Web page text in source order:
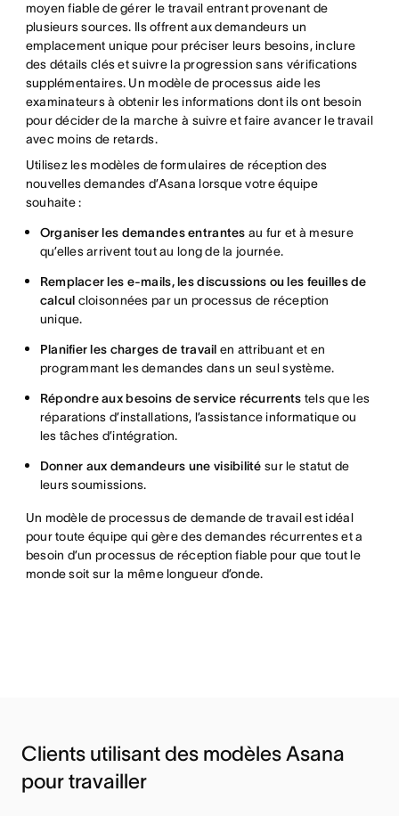
moyen fiable de gérer le travail entrant provenant de
plusieurs sources. Ils offrent aux demandeurs un
emplacement unique pour préciser leurs besoins, inclure
des détails clés et suivre la progression sans vérifications
supplémentaires. Un modèle de processus aide les
examinateurs à obtenir les informations dont ils ont besoin
pour décider de la marche à suivre et faire avancer le travail
avec moins de retards.
Utilisez les modèles de formulaires de réception des
nouvelles demandes d’Asana lorsque votre équipe
souhaite :
Organiser les demandes entrantes au fur et à mesure
qu’elles arrivent tout au long de la journée.
Remplacer les e-mails, les discussions ou les feuilles de
calcul cloisonnées par un processus de réception
unique.
Planifier les charges de travail en attribuant et en
programmant les demandes dans un seul système.
Répondre aux besoins de service récurrents tels que les
réparations d’installations, l’assistance informatique ou
les tâches d’intégration.
Donner aux demandeurs une visibilité sur le statut de
leurs soumissions.
Un modèle de processus de demande de travail est idéal
pour toute équipe qui gère des demandes récurrentes et a
besoin d’un processus de réception fiable pour que tout le
monde soit sur la même longueur d’onde.
Clients utilisant des modèles Asana
pour travailler